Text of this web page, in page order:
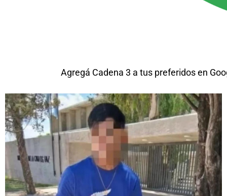
Agregá Cadena 3 a tus preferidos en